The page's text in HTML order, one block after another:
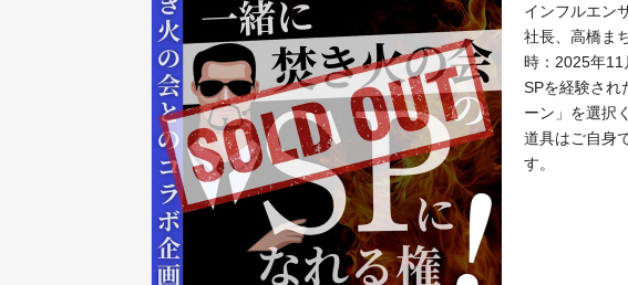
インフルエン
社長、高橋ま
時：2025年
SPを経験され
ーン」を選択
道具はご自身
す。